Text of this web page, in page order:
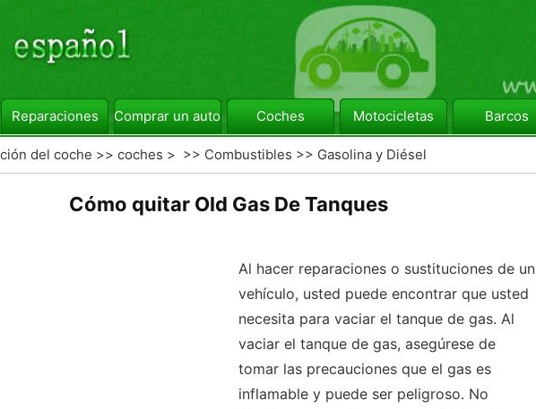
Reparaciones Comprar un automóvil Coches Motocicletas Barcos
del coche >> coches > >> Combustibles >> Gasolina y Diésel
Cómo quitar Old Gas De Tanques
Al hacer reparaciones o sustituciones de un
vehículo, usted puede encontrar que usted
necesita para vaciar el tanque de gas. Al
vaciar el tanque de gas, asegúrese de
tomar las precauciones que el gas es
inflamable y puede ser peligroso. No